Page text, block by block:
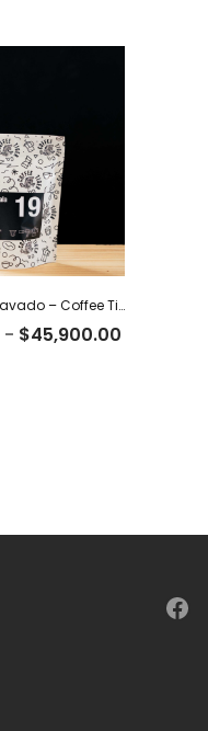
19 Guatemala Lavado – Coffee Tiger Co
- $45,900.00
Facebook